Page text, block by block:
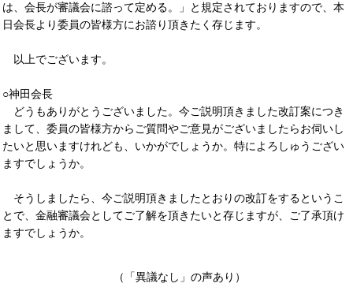
は、会長が審議会に諮って定める。」と規定されておりますので、本
日会長より委員の皆様方にお諮り頂きたく存じます。
以上でございます。
○神田会長
どうもありがとうございました。今ご説明頂きました改訂案につき
まして、委員の皆様方からご質問やご意見がございましたらお伺いし
たいと思いますけれども、いかがでしょうか。特によろしゅうござい
ますでしょうか。
そうしましたら、今ご説明頂きましたとおりの改訂をするというこ
とで、金融審議会としてご了解を頂きたいと存じますが、ご了承頂け
ますでしょうか。
（「異議なし」の声あり）